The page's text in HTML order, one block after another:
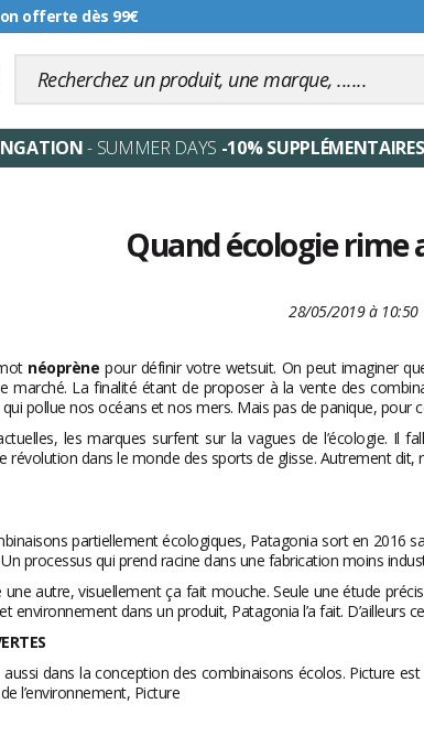
offerte dès 99€
- SUMMER DAYS -10% SUPPLÉMENTAIRES
Quand écologie rime
28/05/2019 à 10:50
néoprène pour définir votre wetsuit. On peut imaginer
marché. La finalité étant de proposer à la vente des
pollue nos océans et nos mers. Mais pas de panique, pour
les marques surfent sur la vagues de l’écologie. Il
révolution dans le monde des sports de glisse. Autrement
partiellement écologiques, Patagonia sort en 2016
Un processus qui prend racine dans une fabrication moins
autre, visuellement ça fait mouche. Seule une étude
environnement dans un produit, Patagonia l’a fait.
dans la conception des combinaisons écolos. Picture
l’environnement, Picture